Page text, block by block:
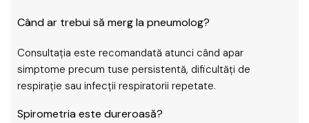
Când ar trebui să merg la pneumolog?
Consultația este recomandată atunci când apar
simptome precum tuse persistentă, dificultăți de
respirație sau infecții respiratorii repetate.
Spirometria este dureroasă?